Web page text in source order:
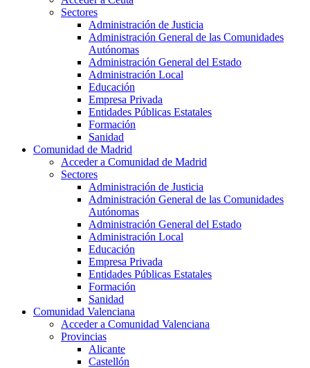
Sectores
Administración de Justicia
Administración General de las Comunidades
Autónomas
Administración General del Estado
Administración Local
Educación
Empresa Privada
Entidades Públicas Estatales
Formación
Sanidad
Comunidad de Madrid
Acceder a Comunidad de Madrid
Sectores
Administración de Justicia
Administración General de las Comunidades
Autónomas
Administración General del Estado
Administración Local
Educación
Empresa Privada
Entidades Públicas Estatales
Formación
Sanidad
Comunidad Valenciana
Acceder a Comunidad Valenciana
Provincias
Alicante
Castellón